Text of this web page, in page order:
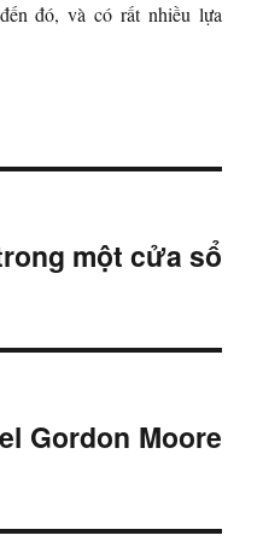
đó, và có rất nhiều lựa
một cửa sổ
Gordon Moore